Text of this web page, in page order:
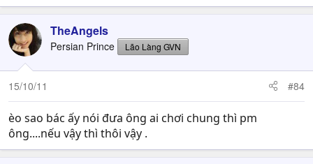
TheAngels
Persian Prince Lão Làng GVN
15/10/11 #84
èo sao bác ấy nói đưa ông ai chơi chung thì pm
ông....nếu vậy thì thôi vậy .